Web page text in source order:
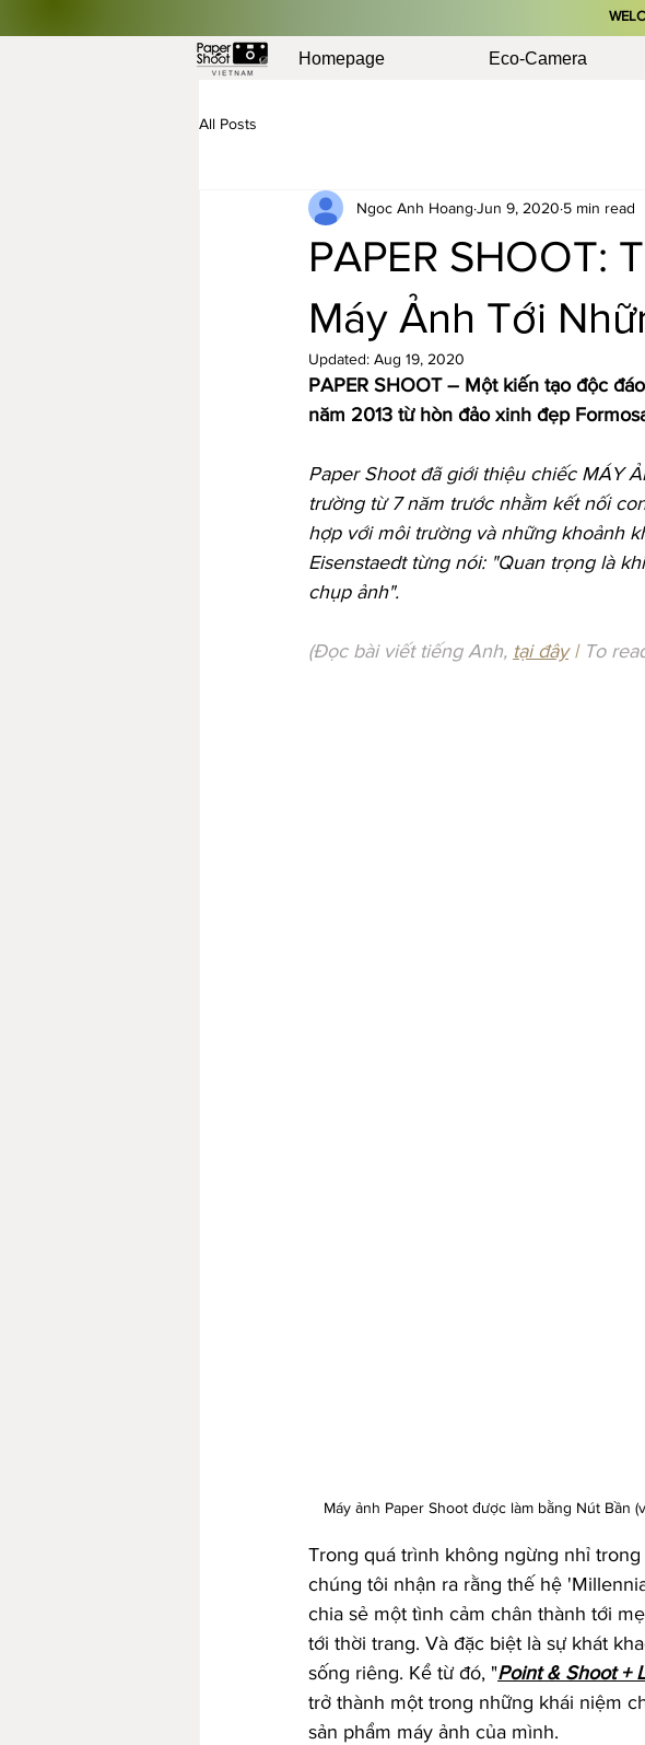
Homepage Eco-Camera
All Posts
PAPER SHOOT:
Máy Ảnh Tới
Ngoc Anh Hoang Jun 9, 2020 5 min read
Updated: Aug 19, 2020
PAPER SHOOT – Một kiến tạo độc
năm 2013 từ hòn đảo xinh đẹp
Paper Shoot đã giới thiệu chiếc MÁY
trường từ 7 năm trước nhằm kết nối
hợp với môi trường và những khoảnh
Eisenstaedt từng nói: "Quan trọng là
chụp ảnh".
(Đọc bài viết tiếng Anh, tại đây | To
Máy ảnh Paper Shoot được làm bằng Nút Bần
Trong quá trình không ngừng nhỉ
chúng tôi nhận ra rằng thế hệ
chia sẻ một tình cảm chân thành tới
tới thời trang. Và đặc biệt là sự khát
sống riêng. Kể từ đó, "Point & Shoot +
trở thành một trong những khái niệm
sản phẩm máy ảnh của mình.